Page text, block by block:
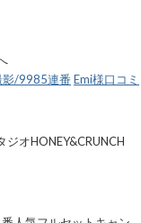
影/9985連番 Emi様口コミ
オHONEY&CRUNCH